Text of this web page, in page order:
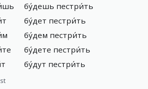
бу́дешь пестри́ть
бу́дет пестри́ть
бу́дем пестри́ть
бу́дете пестри́ть
бу́дут пестри́ть